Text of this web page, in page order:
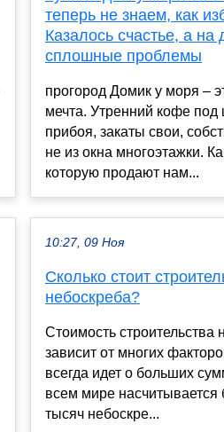
теперь не знаем, как
Казалось счастье, а на
сплошные проблемы
прогород Домик у моря –
мечта. Утренний кофе под
прибоя, закаты свои,
не из окна многоэтажки.
которую продают нам...
10:27, 09 Ноя
Сколько стоит
небоскреба?
Стоимость строительства
зависит от многих
всегда идет о больших
всем мире насчитывается
тысяч небоскре...